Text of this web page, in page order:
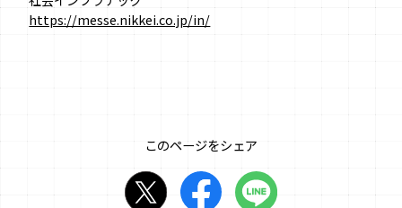
https://messe.nikkei.co.jp/in/
このページをシェア